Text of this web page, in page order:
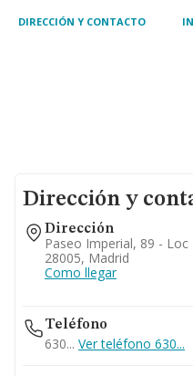
DIRECCIÓN Y CONTACTO
Dirección y
Dirección
Paseo Imperial, 89 - Loc
28005, Madrid
Como llegar
Teléfono
630... Ver teléfono 630...